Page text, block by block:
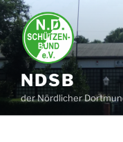
Zum
Inhalt
springen
NDSB
der Nördlicher